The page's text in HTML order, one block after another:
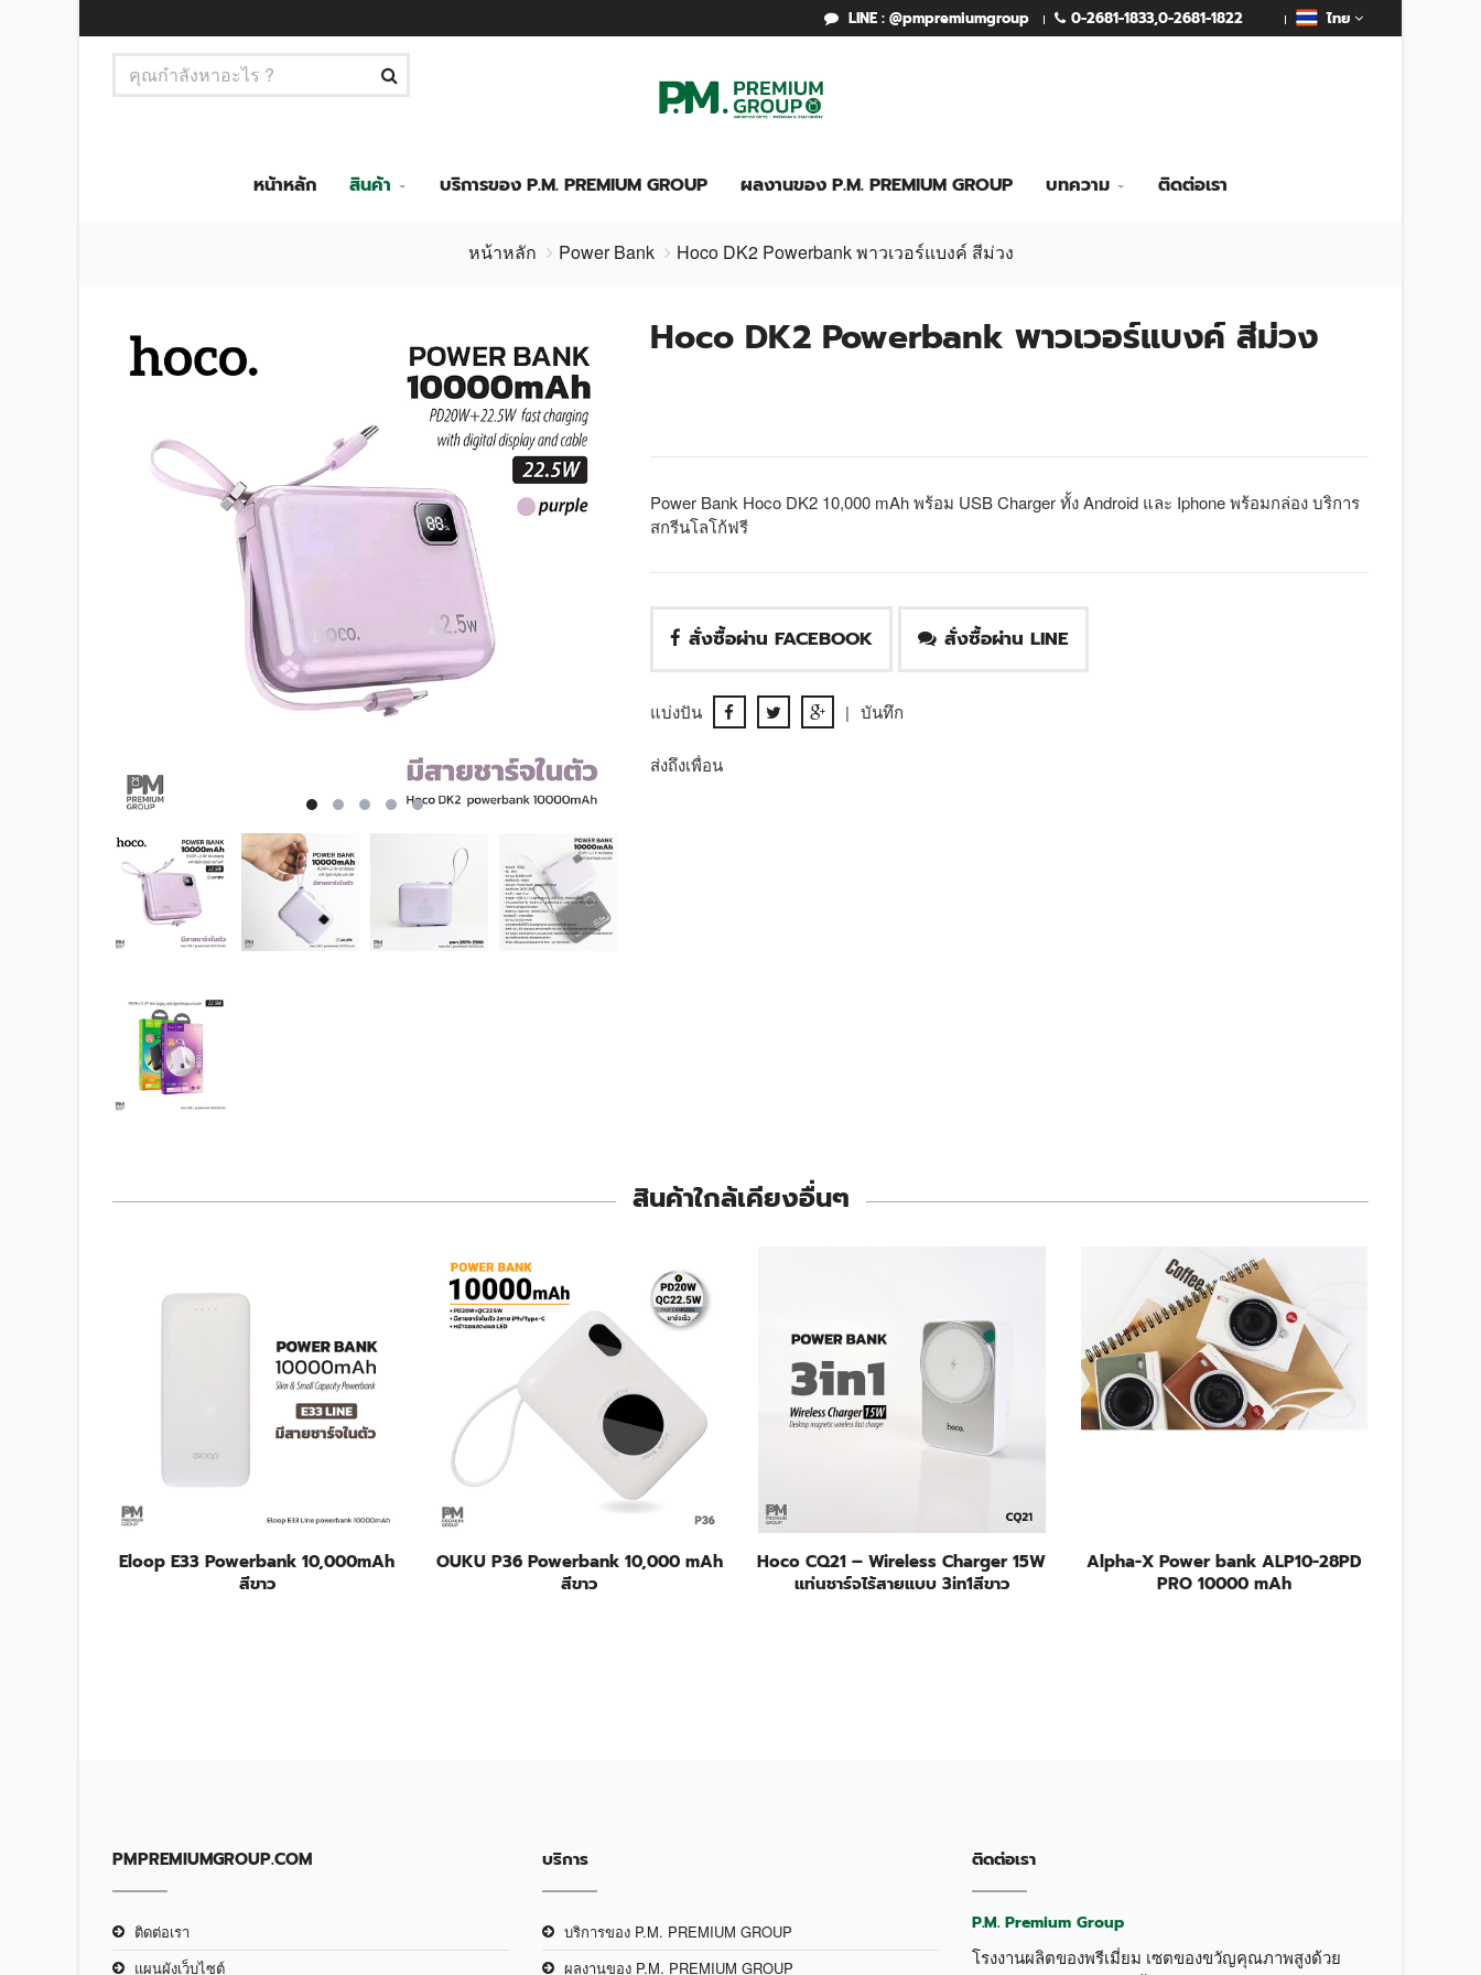
LINE : @pmpremiumgroup 0-2681-1833,0-2681-1822 ไทย
หน้าหลัก สินค้า บริการของ P.M. PREMIUM GROUP ผลงานของ P.M. PREMIUM GROUP บทความ ติดต่อเรา
หน้าหลัก Power Bank Hoco DK2 Powerbank พาวเวอร์แบงค์ สีม่วง
Hoco DK2 Powerbank พาวเวอร์แบงค์ สีม่วง
Power Bank Hoco DK2 10,000 mAh พร้อม USB Charger ทั้ง Android และ Iphone พร้อมกล่อง บริการ
สกรีนโลโก้ฟรี
สั่งซื้อผ่าน FACEBOOK สั่งซื้อผ่าน LINE
แบ่งปัน | บันทึก
ส่งถึงเพื่อน
สินค้าใกล้เคียงอื่นๆ
Eloop E33 Powerbank 10,000mAh
สีขาว
OUKU P36 Powerbank 10,000 mAh
สีขาว
Hoco CQ21 – Wireless Charger 15W
แท่นชาร์จไร้สายแบบ 3in1สีขาว
Alpha-X Power bank ALP10-28PD
PRO 10000 mAh
PMPREMIUMGROUP.COM
ติดต่อเรา
แผนผังเว็บไซต์
บริการ
บริการของ P.M. PREMIUM GROUP
ผลงานของ P.M. PREMIUM GROUP
ติดต่อเรา
P.M. Premium Group
โรงงานผลิตของพรีเมี่ยม เซตของขวัญคุณภาพสูงด้วย